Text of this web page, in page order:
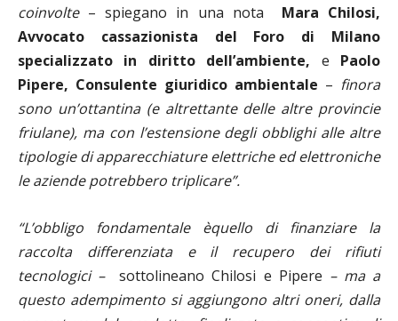
coinvolte– spiegano in una nota Mara Chilosi,
Avvocato cassazionista del Foro di Milano
specializzato in diritto dell’ambiente, e Paolo
Pipere, Consulente giuridico ambientale – finora
sono un’ottantina (e altrettante delle altre provincie
friulane), ma con l’estensione degli obblighi alle altre
tipologie di apparecchiature elettriche ed elettroniche
le aziende potrebbero triplicare”.
“L’obbligo fondamentale èquello di finanziare la
raccolta differenziata e il recupero dei rifiuti
tecnologici –sottolineano Chilosi e Pipere – ma a
questo adempimento si aggiungono altri oneri, dalla